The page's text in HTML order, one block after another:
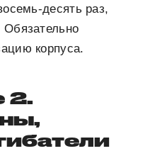
десять раз,
корпуса.
2.